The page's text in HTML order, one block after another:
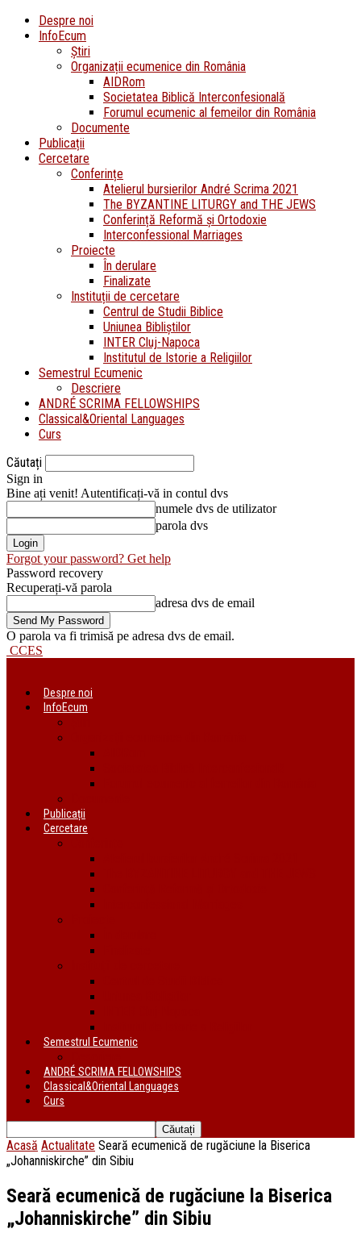
Despre noi
InfoEcum
Știri
Organizații ecumenice din România
AIDRom
Societatea Biblică Interconfesională
Forumul ecumenic al femeilor din România
Documente
Publicații
Cercetare
Conferințe
Atelierul bursierilor André Scrima 2021
The BYZANTINE LITURGY and THE JEWS
Conferință Reformă și Ortodoxie
Interconfessional Marriages
Proiecte
În derulare
Finalizate
Instituții de cercetare
Centrul de Studii Biblice
Uniunea Bibliștilor
INTER Cluj-Napoca
Institutul de Istorie a Religiilor
Semestrul Ecumenic
Descriere
ANDRÉ SCRIMA FELLOWSHIPS
Classical&Oriental Languages
Curs
Căutați
Sign in
Bine ați venit! Autentificați-vă in contul dvs
numele dvs de utilizator
parola dvs
Forgot your password? Get help
Password recovery
Recuperați-vă parola
adresa dvs de email
O parola va fi trimisă pe adresa dvs de email.
CCES
Despre noi
InfoEcum
Publicații
Cercetare
Semestrul Ecumenic
ANDRÉ SCRIMA FELLOWSHIPS
Classical&Oriental Languages
Curs
Acasă Actualitate Seară ecumenică de rugăciune la Biserica
„Johanniskirche” din Sibiu
Seară ecumenică de rugăciune la Biserica
„Johanniskirche” din Sibiu